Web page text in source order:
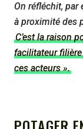
On réfléchit, par
à proximité des
C’est la raison
facilitateur
ces acteurs ».